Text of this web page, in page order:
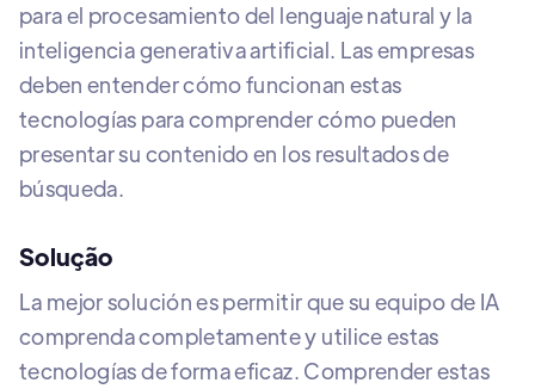
para el procesamiento del lenguaje natural y la
inteligencia generativa artificial. Las empresas
deben entender cómo funcionan estas
tecnologías para comprender cómo pueden
presentar su contenido en los resultados de
búsqueda.
Solução
La mejor solución es permitir que su equipo de IA
comprenda completamente y utilice estas
tecnologías de forma eficaz. Comprender estas